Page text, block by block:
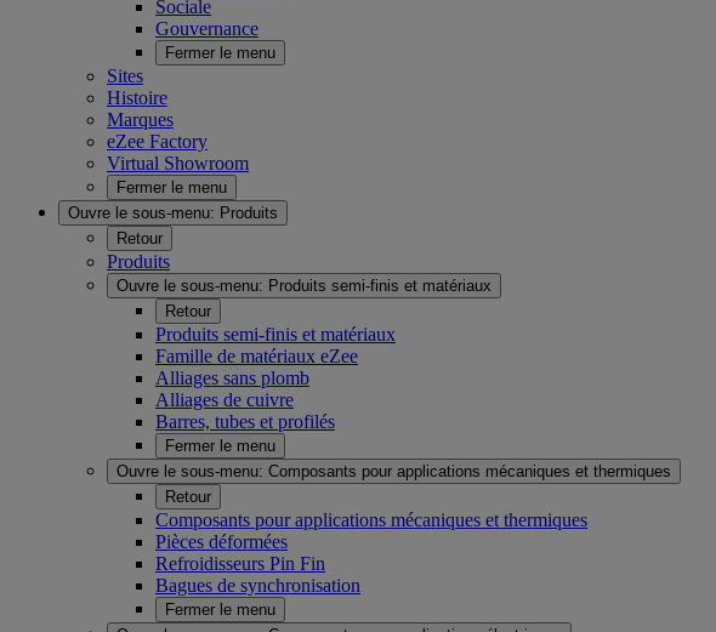
Sociale
Gouvernance
Fermer le menu
Sites
Histoire
Marques
eZee Factory
Virtual Showroom
Fermer le menu
Ouvre le sous-menu: Produits
Retour
Produits
Ouvre le sous-menu: Produits semi-finis et matériaux
Retour
Produits semi-finis et matériaux
Famille de matériaux eZee
Alliages sans plomb
Alliages de cuivre
Barres, tubes et profilés
Fermer le menu
Ouvre le sous-menu: Composants pour applications mécaniques et thermiques
Retour
Composants pour applications mécaniques et thermiques
Pièces déformées
Refroidisseurs Pin Fin
Bagues de synchronisation
Fermer le menu